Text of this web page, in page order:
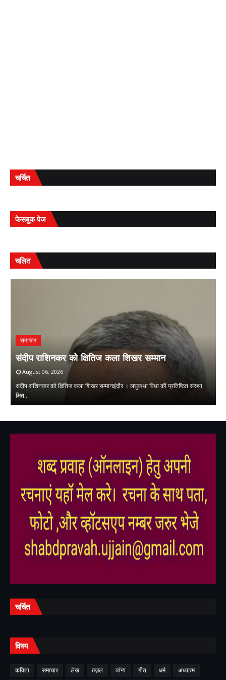
चर्चित
फेसबुक पेज
चलित
समाचार
संदीप राशिनकर को क्षितिज कला शिखर सम्मान
August 06, 2026
संदीप राशिनकर को क्षितिज कला शिखर सम्मानइंदौर । लघुकथा विधा की प्रतिष्ठित संस्था
क्षित…
चर्चित
विषय
कविता समाचार लेख ग़ज़ल व्यंग्य गीत धर्म अध्यात्म